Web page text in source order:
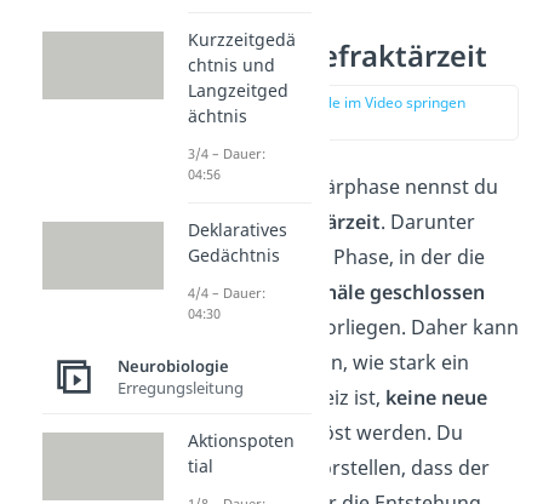
Absolute Refraktärzeit
zur Stelle im Video springen
Die erste Refraktärphase nennst du
absolute Refraktärzeit. Darunter
verstehst du eine Phase, in der die
Natriumionenkanäle geschlossen
und inaktiviert
vorliegen. Daher kann
unabhängig davon, wie stark ein
ankommender Reiz ist, keine neue
Erregungausgelöst werden. Du
kannst dir also vorstellen, dass der
Kurzzeitgedä
chtnis und
Langzeitged
ächtnis
3/4 – Dauer:
04:56
Deklaratives
Gedächtnis
4/4 – Dauer:
04:30
Neurobiologie
Erregungsleitung
Aktionspoten
tial